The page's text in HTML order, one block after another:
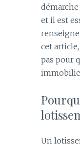
et il est
cet
pas pour
Un